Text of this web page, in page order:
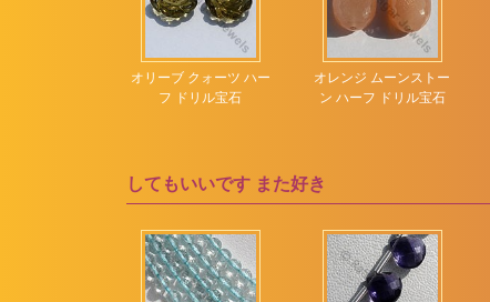
ピンクアメジスト
ピンクオパール
ピンクカルセドニー
ピンクトパーズ
ピンクトルマリン
ピンクムーンストーン
ブラウンジルコン
ローズカットカボショ
五角形の形状
刻まれた葉
彫刻されたカボチャ
彫刻されたナゲット
オリーブ クォーツ ハー
フ ドリル宝石
オレンジ ムーンストー
ン ハーフ ドリル宝石
してもいいです また好き